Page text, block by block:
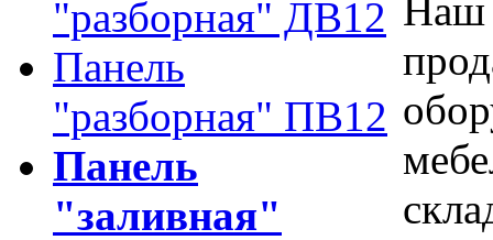
"разборная" ДВ12
Панель
"разборная" ПВ12
Панель
"заливная"
Наш